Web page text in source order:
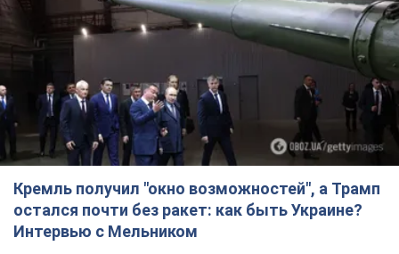
Кремль получил "окно возможностей", а Трамп
остался почти без ракет: как быть Украине?
Интервью с Мельником